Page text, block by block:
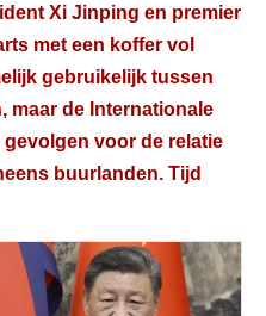
Xi Jinping en premier
met een koffer vol
gebruikelijk tussen
maar de Internationale
voor de relatie
buurlanden. Tijd